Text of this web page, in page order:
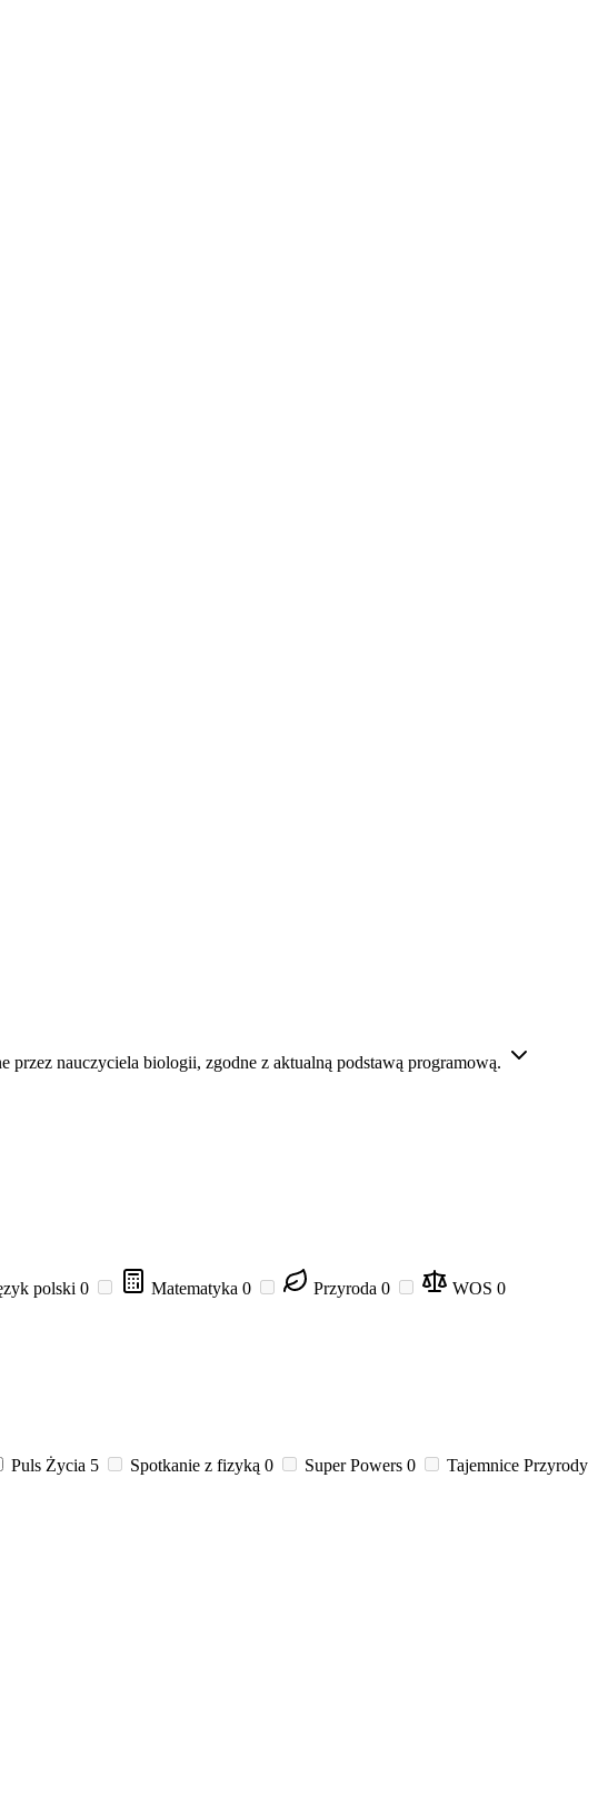
nauczyciela biologii, zgodne z aktualną podstawą programową.
polski 0 Matematyka 0 Przyroda 0 WOS 0
Puls Życia 5 Spotkanie z fizyką 0 Super Powers 0
Tajemnice Przyrody